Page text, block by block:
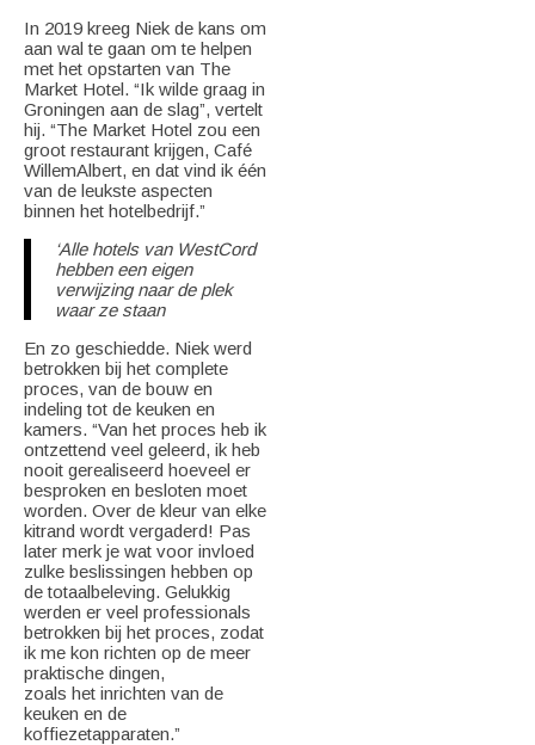
In 2019 kreeg Niek de kans om
aan wal te gaan om te helpen
met het opstarten van The
Market Hotel. “Ik wilde graag in
Groningen aan de slag”, vertelt
hij. “The Market Hotel zou een
groot restaurant krijgen, Café
WillemAlbert, en dat vind ik één
van de leukste aspecten
binnen het hotelbedrijf.”
‘Alle hotels van WestCord
hebben een eigen
verwijzing naar de plek
waar ze staan
En zo geschiedde. Niek werd
betrokken bij het complete
proces, van de bouw en
indeling tot de keuken en
kamers. “Van het proces heb ik
ontzettend veel geleerd, ik heb
nooit gerealiseerd hoeveel er
besproken en besloten moet
worden. Over de kleur van elke
kitrand wordt vergaderd! Pas
later merk je wat voor invloed
zulke beslissingen hebben op
de totaalbeleving. Gelukkig
werden er veel professionals
betrokken bij het proces, zodat
ik me kon richten op de meer
praktische dingen,
zoals het inrichten van de
keuken en de
koffiezetapparaten.”